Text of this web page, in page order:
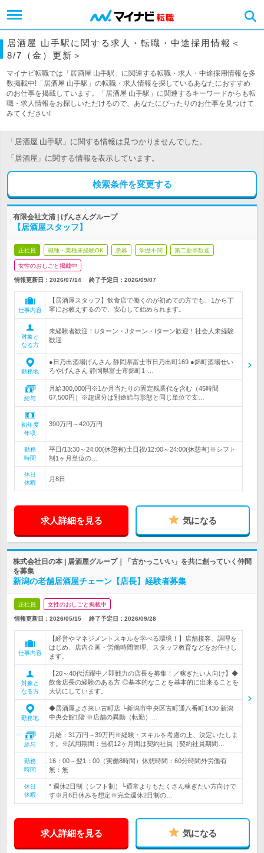
居酒屋 山手駅に関する求人・転職・中途採用情報＜
8/7（金）更新＞
マイナビ転職では「居酒屋 山手駅」に関連する転職・求人・中途採用情報を多
数掲載中!「居酒屋 山手駅」の転職・求人情報を探しているあなたにおすすめ
のお仕事を掲載しています。「居酒屋 山手駅」に関連するキーワードからも転
職・求人情報をお探しいただけるので、あなたにぴったりのお仕事を見つけて
みてください!
「居酒屋 山手駅」に関する情報は見つかりませんでした。
「居酒屋」に関する情報を表示しています。
検索条件を変更する
有限会社文清 | げんさんグループ
【居酒屋スタッフ】
正社員 職種・業種未経験OK 急募 学歴不問 第二新卒歓迎
女性のおしごと掲載中
情報更新日：2026/07/14 終了予定日： 2026/09/07
仕事内容
【居酒屋スタッフ】飲食店で働くのが初めての方でも、1から丁
寧にお教えするので、安心して始められます。
対象と
なる方
未経験者歓迎！Uターン・Jターン・Iターン歓迎！社会人未経験
歓迎
勤務地
●日乃出酒場げんさん 静岡県富士市日乃出町169 ●錦町酒場せい
ろやげんさん 静岡県富士市錦町1-…
給与
月給300,000円※1か月当たりの固定残業代を含む（45時間
67,500円）※超過分は別途給与形態と同じ単位で支…
初年度
年収
390万円～420万円
勤務
時間
平日/13:30～24:00(休憩有)土日祝/12:00～24:00(休憩有)※シフト
制1ヶ月単位の…
休日
休暇
月8日
求人詳細を見る 気になる
株式会社日の本 | 居酒屋グループ｜「古かっこいい」を共に創っていく仲間
を募集
新潟の老舗居酒屋チェーン【店長】経験者募集
正社員 女性のおしごと掲載中
情報更新日：2026/05/15 終了予定日： 2026/09/28
仕事内容
【経営やマネジメントスキルを学べる環境！】店舗接客、調理を
はじめ、店内企画・労働時間管理、スタッフ教育などをお任せし
ます。
対象と
なる方
【20～40代活躍中／即戦力の店長を募集！／稼ぎたい人向け】◆
飲食店長の経験のある方 ◎基本的なことを基本的に出来ることを
大切にしています。
勤務地
◆居酒屋よさ来い古町店 └新潟市中央区古町通八番町1430 新潟
中央会館1階 ※店舗の異動（転勤）…
給与
月給：31万円～39万円※経験・スキルを考慮の上、決定いたしま
す。※試用期間：当初12ヶ月間は契約社員（契約社員期間…
勤務
時間
16：00～翌1：00（実働8時間）休憩時間：60分時間外労働有
無：無
休日
休暇
* 週休2日制（シフト制）└通常よりもたくさん稼ぎたい方向けで
す※月6日休みを想定※完全週休2日制の…
求人詳細を見る 気になる